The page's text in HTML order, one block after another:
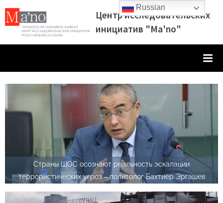
Skip
to
content
Центр исследовательских
инициатив "Ma'no"
Страны ШОС осознают реальность эскалации
террористических угроз – политолог Бахтиёр Эргашев
Russian